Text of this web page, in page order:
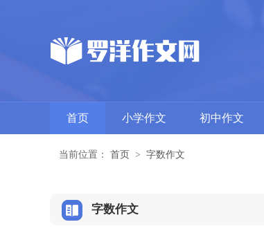
首页 小学作文 初中作文
当前位置： 首页 > 字数作文
字数作文